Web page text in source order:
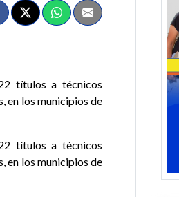
títulos a técnicos
en los municipios de
títulos a técnicos
en los municipios de